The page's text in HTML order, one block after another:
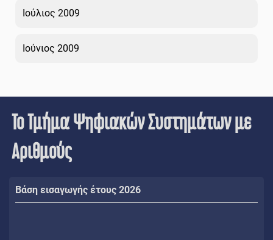
Ιούλιος 2009
Ιούνιος 2009
Το Τμήμα Ψηφιακών Συστημάτων με
Αριθμούς
Βάση εισαγωγής έτους 2026